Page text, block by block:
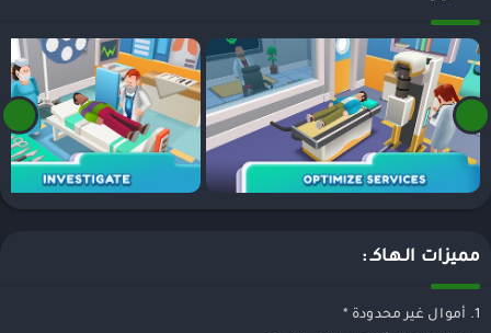
مميزات الـهـاكـ :
1. أموال غير محدودة *